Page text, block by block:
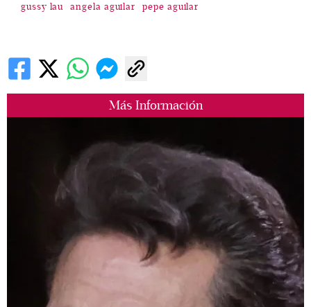
Más Información
gussy lau angela aguilar pepe aguilar